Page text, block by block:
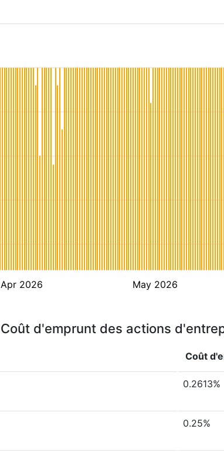
Apr 2026 May 2026
Coût d'emprunt des actions
Coût
0.2613%
0.25%